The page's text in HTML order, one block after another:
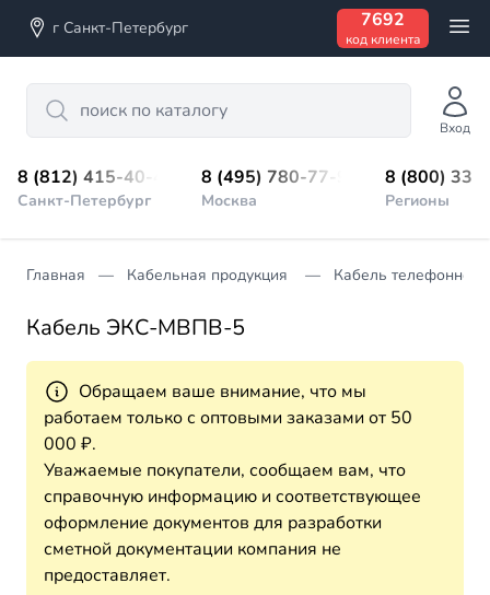
г Санкт-Петербург 7692
код клиента
Search
Вход
8 (812) 415-40-45
Санкт-Петербург
8 (495) 780-77-98
Москва
8 (800)
Регионы
Главная Кабельная продукция Кабель телефонной
Кабель ЭКС-МВПВ-5
Обращаем ваше внимание, что мы
работаем только с оптовыми заказами от 50
000 ₽.
Уважаемые покупатели, сообщаем вам, что
справочную информацию и соответствующее
оформление документов для разработки
сметной документации компания не
предоставляет.